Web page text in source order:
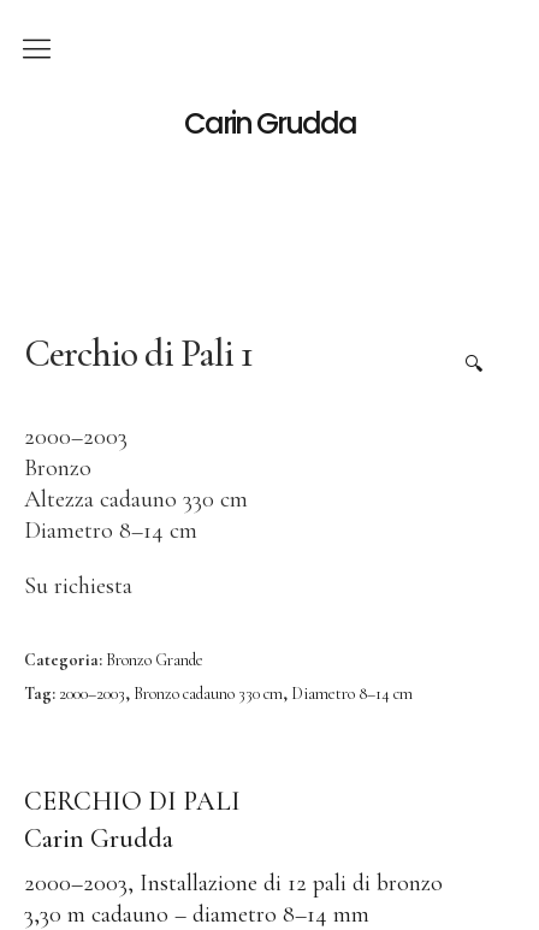
Carin Grudda
Italiano
Mostre
Opera
Grafica
Quadri Grande
Assemblaggio
🔍
Cerchio di Pali 1
2000–2003
Bronzo
Altezza cadauno 330 cm
Diametro 8–14 cm
Su richiesta
Categoria: Bronzo Grande
Tag: 2000–2003, Bronzo cadauno 330 cm, Diametro 8–14 cm
CERCHIO DI PALI
Carin Grudda
2000–2003, Installazione di 12 pali di bronzo
3,30 m cadauno – diametro 8–14 mm